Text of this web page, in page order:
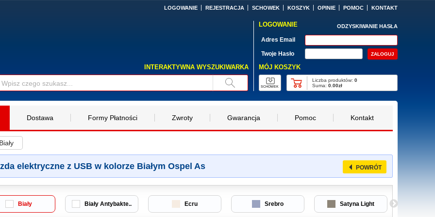
LOGOWANIE REJESTRACJA SCHOWEK KOSZYK OPINIE POMOC KONTAKT
INTERAKTYWNA WYSZUKIWARKA
LOGOWANIE ODZYSKIWANIE HASŁA
Adres Email
Twoje Hasło
MÓJ KOSZYK
SCHOWEK
Liczba produktów:0
Suma:0.00zł
Dostawa Formy Płatności Zwroty Gwarancja Pomoc Kontakt
Biały
elektryczne z USB w kolorze Białym Ospel As POWRÓT
Biały Biały Antybakte.. Ecru Srebro Satyna Light